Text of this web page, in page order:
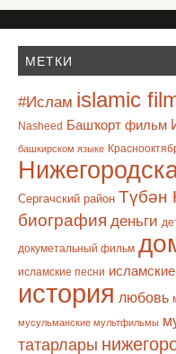
МЕТКИ
#Ислам islamic
Nasheed Башҡорт фильм
башкирском языке
Сергачский район Түбән
биография деньги
докуметальный фильм
исламские песни
история любовь
мусульманские мультфильмы
татарлары